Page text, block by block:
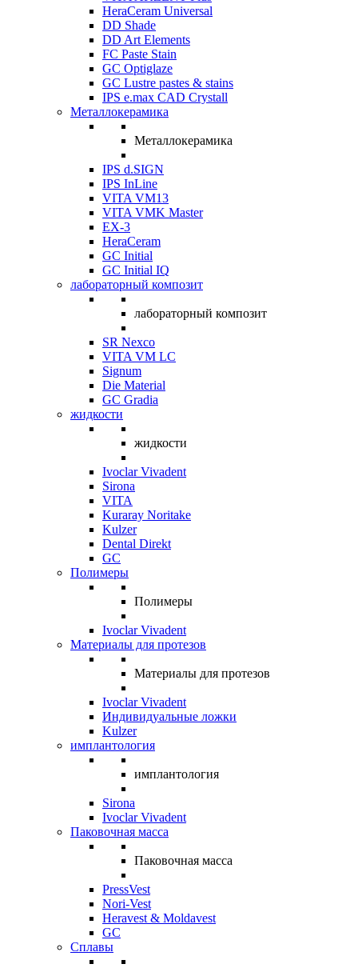
HeraCeram Universal
DD Shade
DD Art Elements
FC Paste Stain
GC Optiglaze
GC Lustre pastes & stains
IPS e.max CAD Crystall
Металлокерамика
Металлокерамика
IPS d.SIGN
IPS InLine
VITA VM13
VITA VMK Master
EX-3
HeraCeram
GC Initial
GC Initial IQ
лабораторный композит
лабораторный композит
SR Nexco
VITA VM LC
Signum
Die Material
GC Gradia
жидкости
жидкости
Ivoclar Vivadent
Sirona
VITA
Kuraray Noritake
Kulzer
Dental Direkt
GC
Полимеры
Полимеры
Ivoclar Vivadent
Материалы для протезов
Материалы для протезов
Ivoclar Vivadent
Индивидуальные ложки
Kulzer
имплантология
имплантология
Sirona
Ivoclar Vivadent
Паковочная масса
Паковочная масса
PressVest
Nori-Vest
Heravest & Moldavest
GC
Сплавы